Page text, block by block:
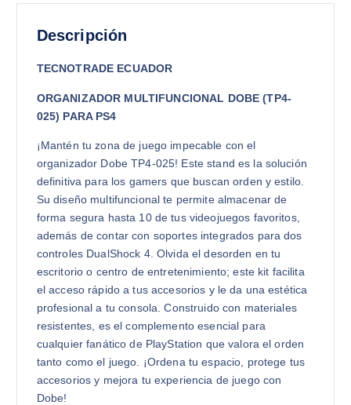
Descripción
TECNOTRADE ECUADOR
ORGANIZADOR MULTIFUNCIONAL DOBE (TP4-
025) PARA PS4
¡Mantén tu zona de juego impecable con el
organizador Dobe TP4-025! Este stand es la solución
definitiva para los gamers que buscan orden y estilo.
Su diseño multifuncional te permite almacenar de
forma segura hasta 10 de tus videojuegos favoritos,
además de contar con soportes integrados para dos
controles DualShock 4. Olvida el desorden en tu
escritorio o centro de entretenimiento; este kit facilita
el acceso rápido a tus accesorios y le da una estética
profesional a tu consola. Construido con materiales
resistentes, es el complemento esencial para
cualquier fanático de PlayStation que valora el orden
tanto como el juego. ¡Ordena tu espacio, protege tus
accesorios y mejora tu experiencia de juego con
Dobe!